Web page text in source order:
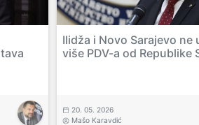
Ilidža i Novo Sarajevo ne
više PDV-a od Republike
20. 05. 2026
Mašo Karavdić